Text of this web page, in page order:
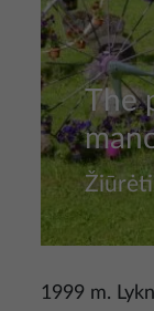
The
Žiūrėti
1999 m.